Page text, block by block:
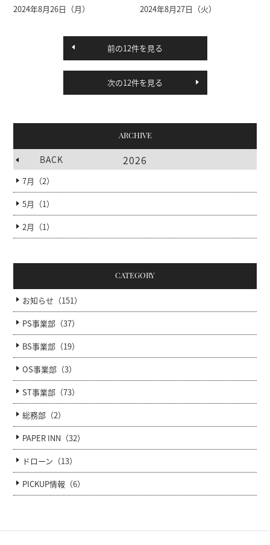
2024年8月26日（月） 2024年8月27日（火）
前の12件を見る
次の12件を見る
ARCHIVE
BACK 2026
7月（2）
5月（1）
2月（1）
CATEGORY
お知らせ（151）
PS事業部（37）
BS事業部（19）
OS事業部（3）
ST事業部（73）
総務部（2）
PAPER INN（32）
ドローン（13）
PICKUP情報（6）